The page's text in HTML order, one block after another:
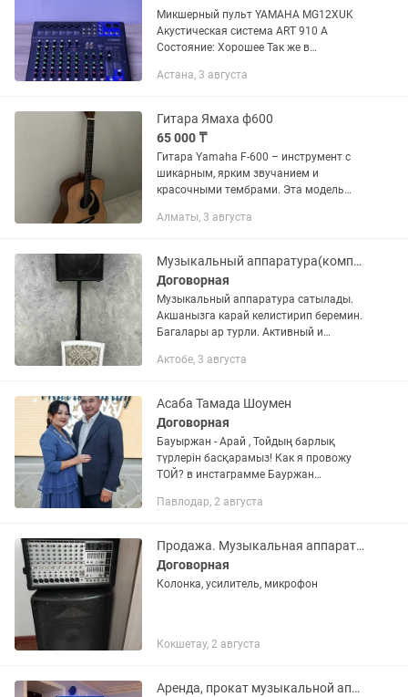
Микшерный пульт YAMAHA MG12XUK
Акустическая система ART 910 A
Состояние: Хорошее Так же в
для колонки Самовывоз / доставка
Астана, 3 августа
Гитара Ямаха ф600
65 000 ₸
Гитара Yamaha F-600 – инструмент с
шикарным, ярким звучанием и
красочными тембрами. Эта модель
начинающих музыкантов, так и для
невысокое...
Алматы, 3 августа
Музыкальный аппаратура(комплекта и отдельно)
Договорная
Музыкальный аппаратура сатылады.
Акшанызга карай келистирип беремин.
Багалары ар турли. Активный и
Актобе, 3 августа
Асаба Тамада Шоумен
Договорная
Бауыржан - Арай , Тойдың барлық
түрлерін басқарамыз! Как я провожу
ТОЙ? в инстаграмме Бауржан
мероприятий на казахском и русском
полная...
Павлодар, 2 августа
Продажа. Музыкальная аппаратура
Договорная
Колонка, усилитель, микрофон
Кокшетау, 2 августа
Аренда, прокат музыкальной аппаратуры, караоке, колонок